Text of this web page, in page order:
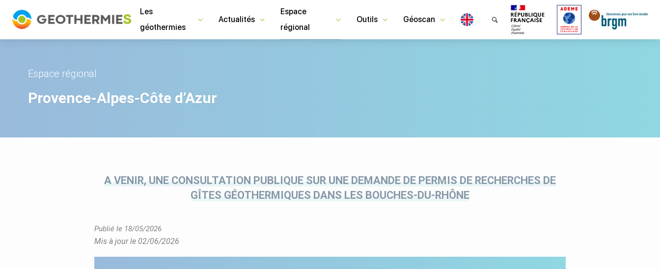
Les
géothermies
Actualités
Espace
régional
Outils Géoscan
Espace régional
Provence-Alpes-Côte d’Azur
A VENIR, UNE CONSULTATION PUBLIQUE SUR UNE DEMANDE DE PERMIS DE RECHERCHES DE
GÎTES GÉOTHERMIQUES DANS LES BOUCHES-DU-RHÔNE
Publié le 18/05/2026
Mis à jour le 02/06/2026